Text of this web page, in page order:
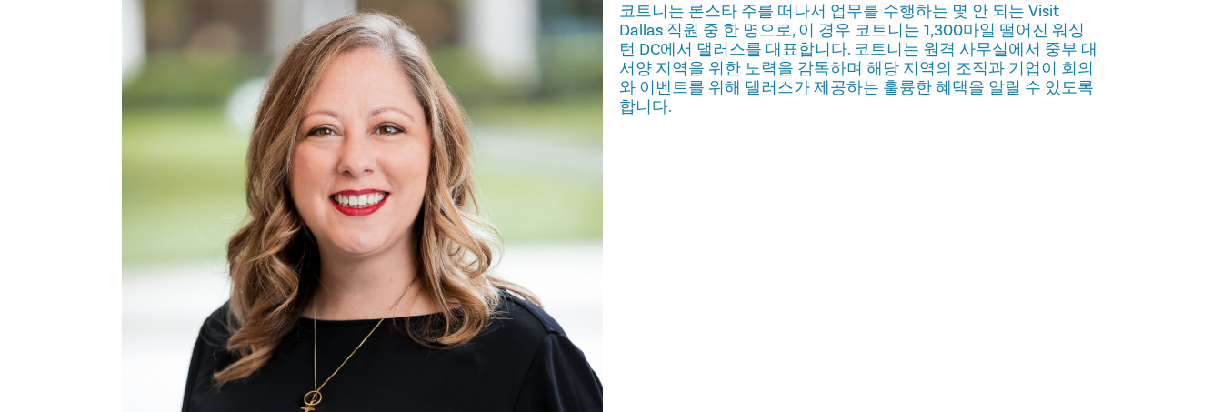
코트니는 론스타 주를 떠나서 업무를 수행하는 몇 안 되는 Visit
Dallas 직원 중 한 명으로, 이 경우 코트니는 1,300마일 떨어진 워싱
턴 DC에서 댈러스를 대표합니다. 코트니는 원격 사무실에서 중부 대
서양 지역을 위한 노력을 감독하며 해당 지역의 조직과 기업이 회의
와 이벤트를 위해 댈러스가 제공하는 훌륭한 혜택을 알릴 수 있도록
합니다.